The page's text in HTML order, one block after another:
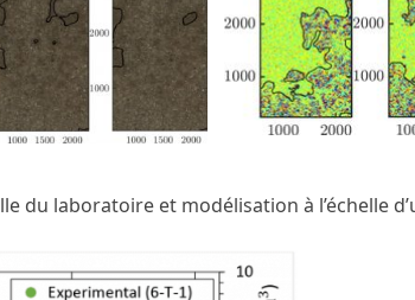
du laboratoire et modélisation à l’échelle